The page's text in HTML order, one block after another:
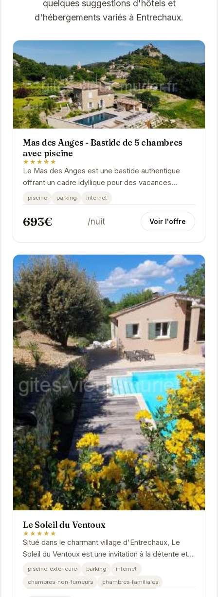
quelques suggestions d'hôtels et
d'hébergements variés à Entrechaux.
Mas des Anges - Bastide de 5 chambres
avec piscine
★★★★★
Le Mas des Anges est une bastide authentique
offrant un cadre idyllique pour des vacances
inoubliables. Avec sa piscine privée, ses vastes
espaces...
piscine parking internet
693€ /nuit Voir l'offre
Le Soleil du Ventoux
★★★★★
Situé dans le charmant village d'Entrechaux, Le
Soleil du Ventoux est une invitation à la détente et à
la découverte de la Provence. Avec son...
piscine-exterieure parking
internet
chambres-non-fumeurs
chambres-familiales